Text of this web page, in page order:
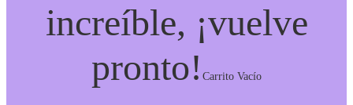
increíble, ¡vuelve
pronto!